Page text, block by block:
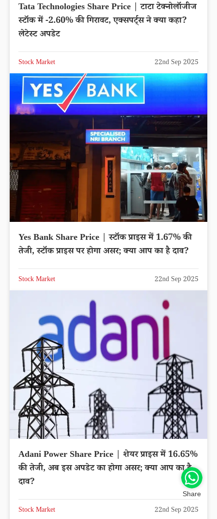
Tata Technologies Share Price | टाटा टेक्नोलॉजीज
स्टॉक में -2.60% की गिरावट, एक्सपर्ट्स ने क्या कहा?
लेटेस्ट अपडेट
Stock Market 22nd Sep 2025
Yes Bank Share Price | स्टॉक प्राइस में 1.67% की
तेजी, स्टॉक प्राइस पर होगा असर; क्या आप का है दाव?
Stock Market 22nd Sep 2025
Adani Power Share Price | शेयर प्राइस में 16.65%
की तेजी, अब इस अपडेट का होगा असर; क्या आप का है
दाव?
Stock Market 22nd Sep 2025
Share